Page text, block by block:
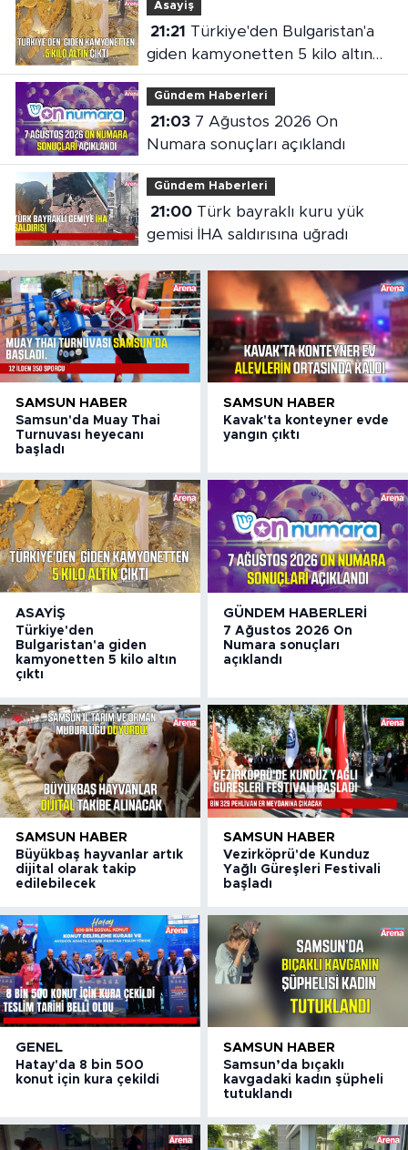
Asayiş
21:21
giden kamyonetten 5 kilo altın
çıktı
Gündem Haberleri
21:037 Ağustos 2026 On
Numara sonuçları açıklandı
Gündem Haberleri
21:00Türk bayraklı kuru yük
gemisi İHA saldırısına uğradı
SAMSUN HABER
Samsun'da Muay Thai
Turnuvası heyecanı
başladı
SAMSUN HABER
Kavak'ta konteyner evde
yangın çıktı
ASAYIŞ
Türkiye'den
Bulgaristan'a giden
kamyonetten 5 kilo altın
çıktı
GÜNDEM HABERLERI
7 Ağustos 2026 On
Numara sonuçları
açıklandı
SAMSUN HABER
Büyükbaş hayvanlar artık
dijital olarak takip
edilebilecek
SAMSUN HABER
Vezirköprü'de Kunduz
Yağlı Güreşleri Festivali
başladı
GENEL
Hatay'da 8 bin 500
konut için kura çekildi
SAMSUN HABER
Samsun’da bıçaklı
kavgadaki kadın şüpheli
tutuklandı